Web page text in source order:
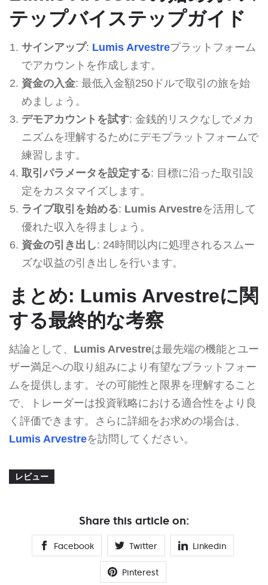
テップバイステップガイド
サインアップ: Lumis Arvestreプラットフォーム
でアカウントを作成します。
資金の入金: 最低入金額250ドルで取引の旅を始
めましょう。
デモアカウントを試す: 金銭的リスクなしでメカ
ニズムを理解するためにデモプラットフォームで
練習します。
取引パラメータを設定する: 目標に沿った取引設
定をカスタマイズします。
ライブ取引を始める: Lumis Arvestreを活用して
優れた収入を得ましょう。
資金の引き出し: 24時間以内に処理されるスムー
ズな収益の引き出しを行います。
まとめ: Lumis Arvestreに関
する最終的な考察
結論として、 Lumis Arvestreは最先端の機能とユー
ザー満足への取り組みにより有望なプラットフォー
ムを提供します。その可能性と限界を理解すること
で、トレーダーは投資戦略における適合性をより良
く評価できます。さらに詳細をお求めの場合は、
Lumis Arvestreを訪問してください。
レビュー
Share this article on:
Facebook Twitter Linkedin
Pinterest